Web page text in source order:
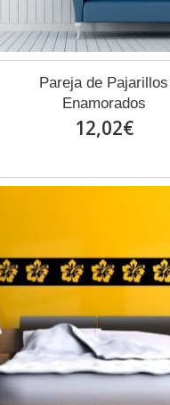
Pareja de Pajarillos
Enamorados
12,02€